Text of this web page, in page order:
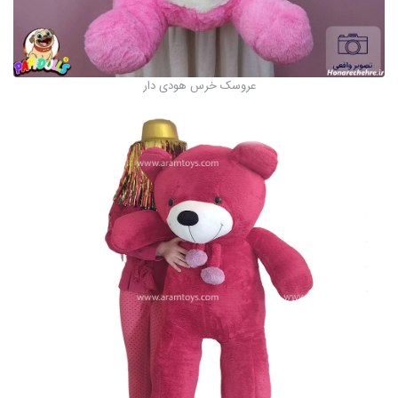
عروسک خرس هودی دار